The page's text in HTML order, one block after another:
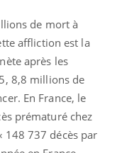
de mort à
affliction est la
après les
8,8 millions de
En France, le
prématuré chez
148 737 décès par